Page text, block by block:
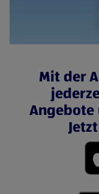
Mit der
Angebote